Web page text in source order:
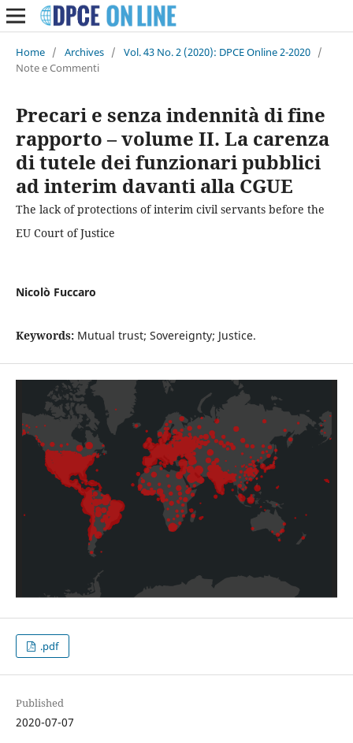
Home / Archives / Vol. 43 No. 2 (2020): DPCE Online 2-2020 /
Note e Commenti
Precari e senza indennità di fine
rapporto – volume II. La carenza
di tutele dei funzionari pubblici
ad interim davanti alla CGUE
The lack of protections of interim civil servants before the
EU Court of Justice
Nicolò Fuccaro
Keywords: Mutual trust; Sovereignty; Justice.
.pdf
Published
2020-07-07